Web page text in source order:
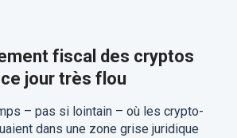
fiscal des cryptos
jour très flou
– pas si lointain – où les crypto-
dans une zone grise juridique